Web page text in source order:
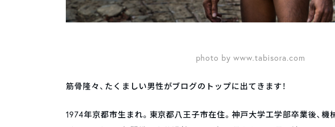
photo by www.tabisora.com
筋骨隆々、たくましい男性がブログのトップに出てきます！
1974年京都市生まれ。東京都八王子市在住。神戸大学工学部卒業後、機